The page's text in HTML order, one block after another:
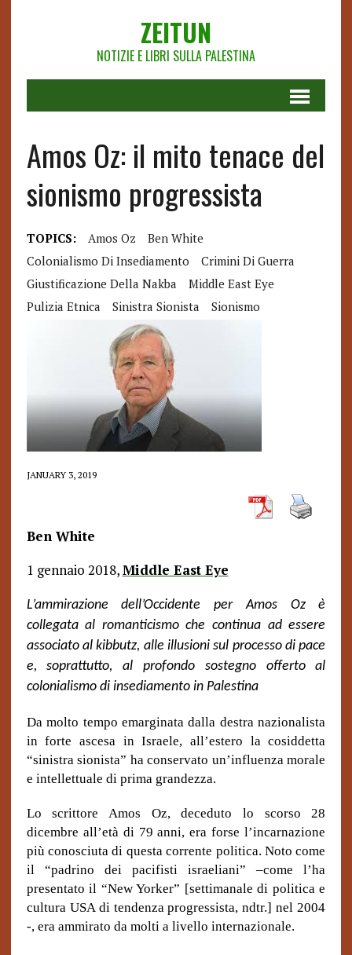
ZEITUN
NOTIZIE E LIBRI SULLA PALESTINA
Amos Oz: il mito tenace del
sionismo progressista
TOPICS: Amos Oz
Ben White
Colonialismo Di Insediamento
Crimini Di Guerra
Giustificazione Della Nakba
Middle East Eye
Pulizia Etnica
Sinistra Sionista Sionismo
JANUARY 3, 2019
Ben White
1 gennaio 2018,Middle East Eye
L’ammirazione dell’Occidente per Amos Oz è
collegata al romanticismo che continua ad essere
associato al kibbutz, alle illusioni sul processo di pace
e, soprattutto, al profondo sostegno offerto al
colonialismo di insediamento in Palestina
Da molto tempo emarginata dalla destra nazionalista
in forte ascesa in Israele, all’estero la cosiddetta
“sinistra sionista” ha conservato un’influenza morale
e intellettuale di prima grandezza.
Lo scrittore Amos Oz, deceduto lo scorso 28
dicembre all’età di 79 anni, era forse l’incarnazione
più conosciuta di questa corrente politica. Noto come
il “padrino dei pacifisti israeliani” –come l’ha
presentato il “New Yorker” [settimanale di politica e
cultura USA di tendenza progressista, ndtr.] nel 2004
-, era ammirato da molti a livello internazionale.